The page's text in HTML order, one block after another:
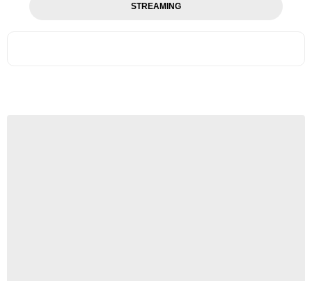
STREAMING